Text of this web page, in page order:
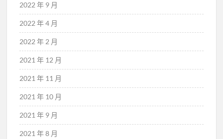
2022 年 9 月
2022 年 4 月
2022 年 2 月
2021 年 12 月
2021 年 11 月
2021 年 10 月
2021 年 9 月
2021 年 8 月